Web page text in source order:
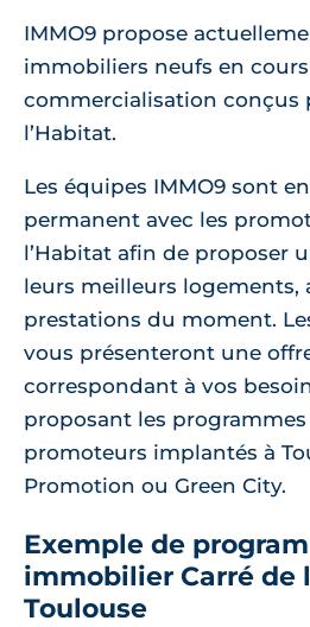
IMMO9 propose
immobiliers neufs en
commercialisation conçus
l’Habitat.
Les équipes IMMO9 sont
permanent avec les
l’Habitat afin de proposer
leurs meilleurs logements,
prestations du moment.
vous présenteront une
correspondant à vos
proposant les
promoteurs implantés à
Promotion ou Green City.
Exemple de
immobilier Carré de
Toulouse